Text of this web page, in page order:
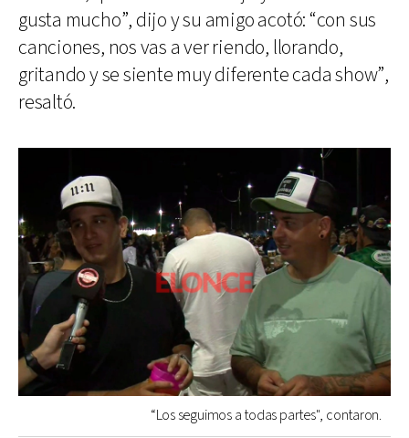
gusta mucho”, dijo y su amigo acotó: “con sus
canciones, nos vas a ver riendo, llorando,
gritando y se siente muy diferente cada show”,
resaltó.
“Los seguimos a todas partes", contaron.